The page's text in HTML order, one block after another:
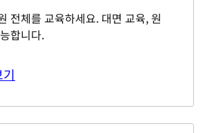
전체를 교육하세요. 대면 교육, 원
합니다.